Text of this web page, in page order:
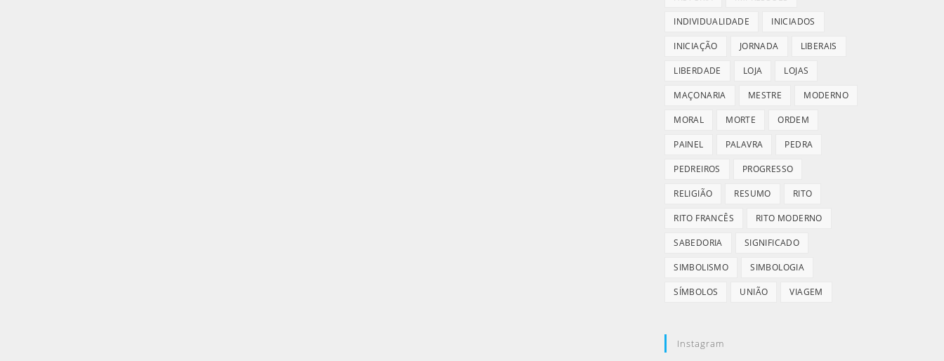
INDIVIDUALIDADE INICIADOS
INICIAÇÃO JORNADA LIBERAIS
LIBERDADE LOJA LOJAS
MAÇONARIA MESTRE MODERNO
MORAL MORTE ORDEM
PAINEL PALAVRA PEDRA
PEDREIROS PROGRESSO
RELIGIÃO RESUMO RITO
RITO FRANCÊS RITO MODERNO
SABEDORIA SIGNIFICADO
SIMBOLISMO SIMBOLOGIA
SÍMBOLOS UNIÃO VIAGEM
Instagram